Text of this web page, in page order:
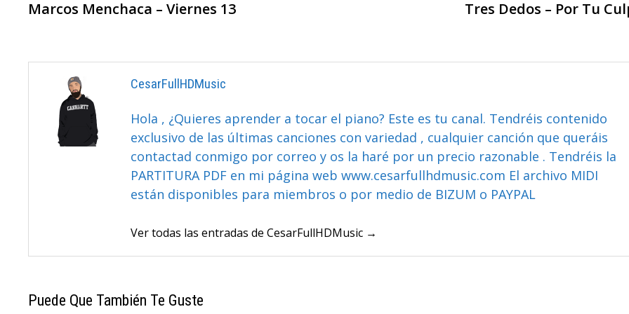
De
anterior:
Marcos Menchaca – Viernes 13 Tres Dedos – Por Tu
CesarFullHDMusic
Hola , ¿Quieres aprender a tocar el piano? Este es tu canal. Tendréis contenido
exclusivo de las últimas canciones con variedad , cualquier canción que queráis
contactad conmigo por correo y os la haré por un precio razonable . Tendréis la
PARTITURA PDF en mi página web www.cesarfullhdmusic.com El archivo MIDI
están disponibles para miembros o por medio de BIZUM o PAYPAL
Ver todas las entradas de CesarFullHDMusic →
Puede Que También Te Guste